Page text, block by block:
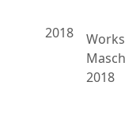
2018
2018